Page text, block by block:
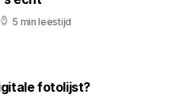
5 min leestijd
fotolijst?